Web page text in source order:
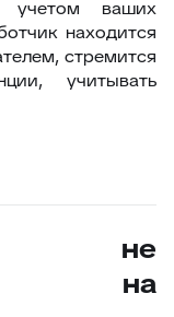
учетом ваших
находится
стремится
учитывать
не
на